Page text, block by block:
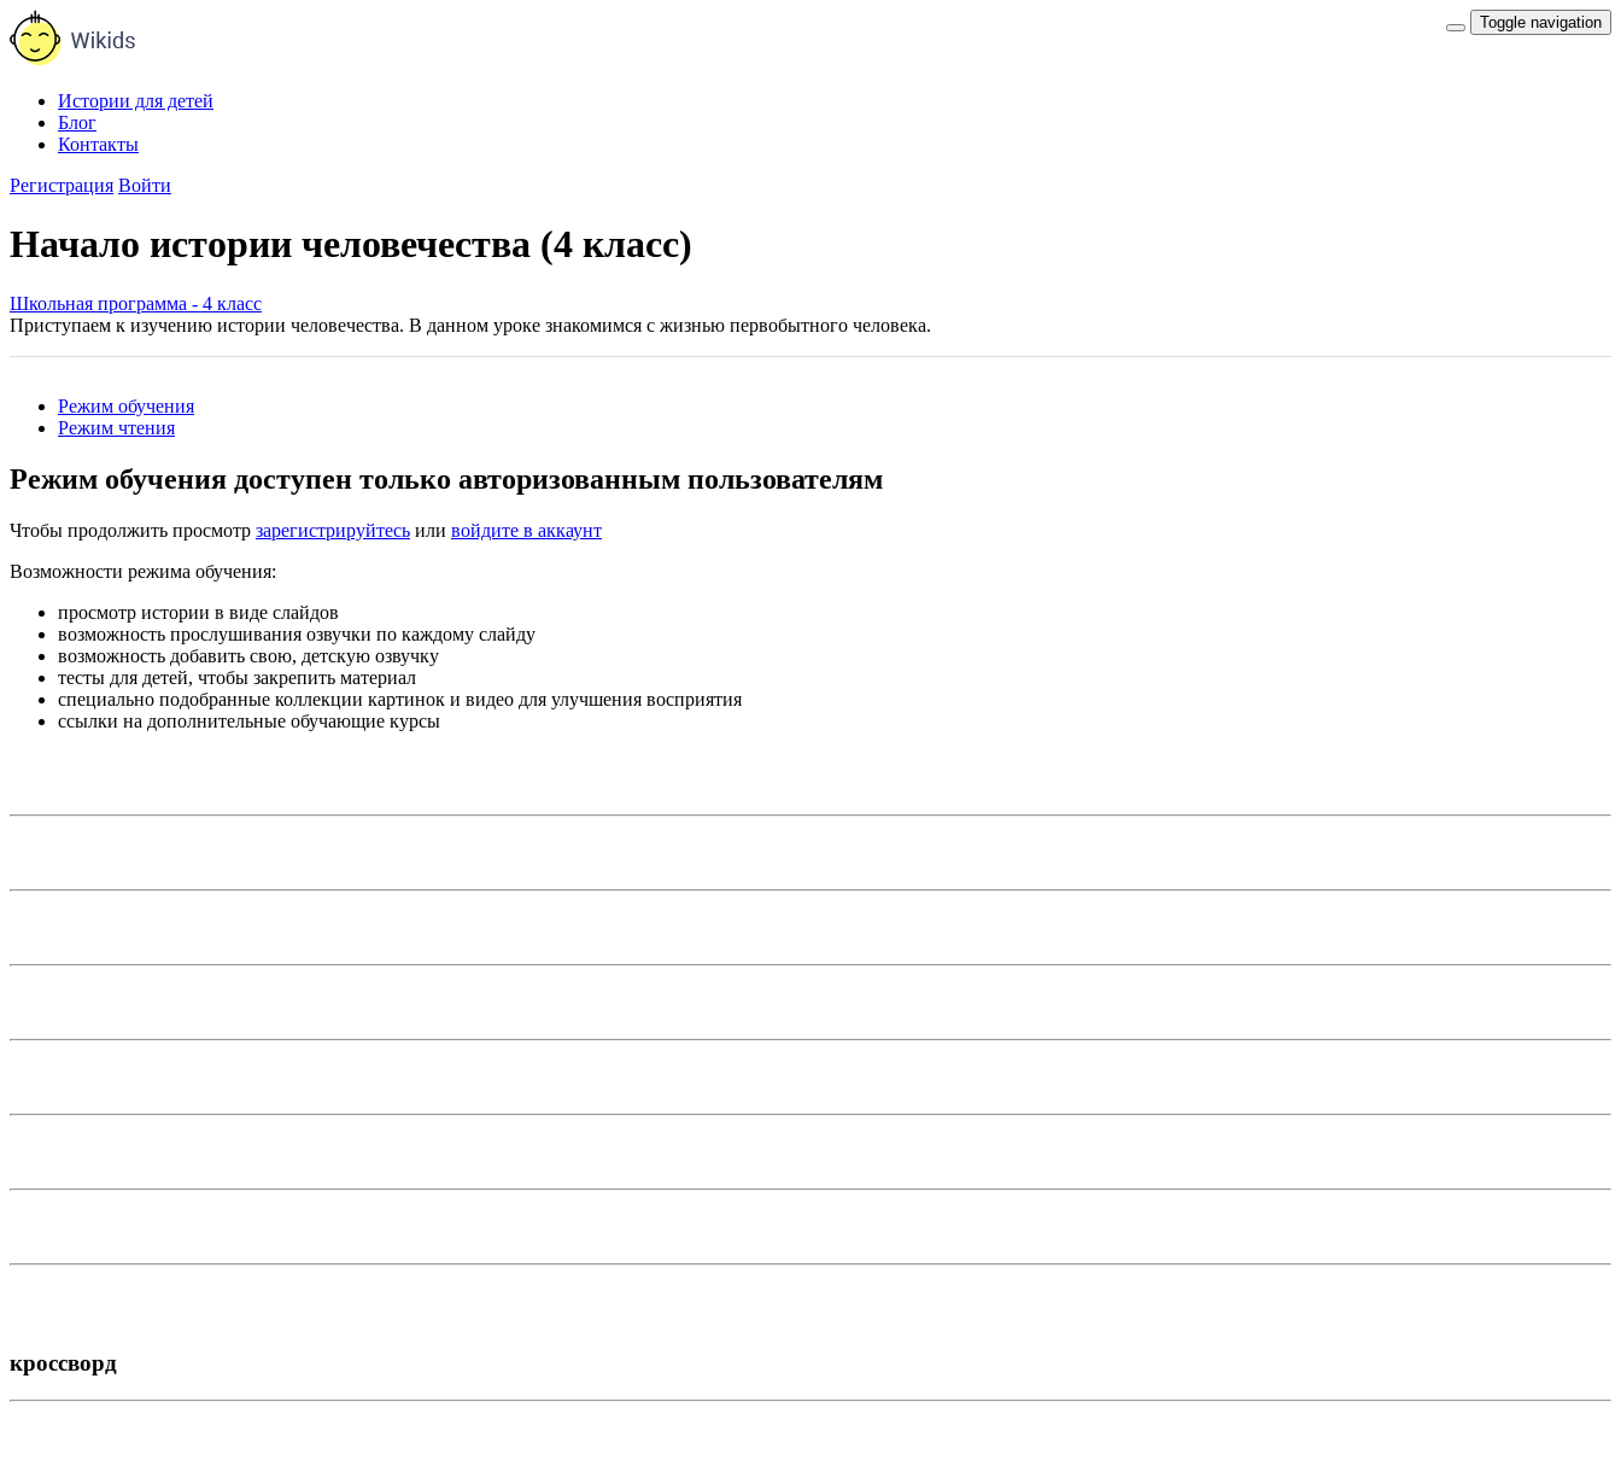
Toggle navigation
Истории для детей
Блог
Контакты
Регистрация Войти
Начало истории человечества (4 класс)
Школьная программа - 4 класс
Приступаем к изучению истории человечества. В данном уроке знакомимся с жизнью первобытного человека.
Режим обучения
Режим чтения
Режим обучения доступен только авторизованным пользователям
Чтобы продолжить просмотр зарегистрируйтесь или войдите в аккаунт
Возможности режима обучения:
просмотр истории в виде слайдов
возможность прослушивания озвучки по каждому слайду
возможность добавить свою, детскую озвучку
тесты для детей, чтобы закрепить материал
специально подобранные коллекции картинок и видео для улучшения восприятия
ссылки на дополнительные обучающие курсы
кроссворд